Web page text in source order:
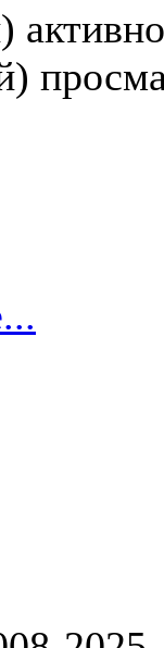
активно